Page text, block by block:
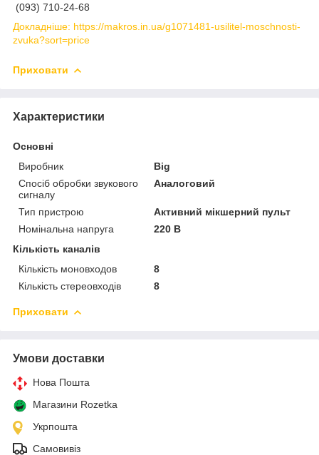
(093) 710-24-68
Докладніше: https://makros.in.ua/g1071481-usilitel-moschnosti-
zvuka?sort=price
Приховати
Характеристики
Основні
Виробник
Big
Спосіб обробки звукового
сигналу
Аналоговий
Тип пристрою
Активний мікшерний пульт
Номінальна напруга
220 В
Кількість каналів
Кількість моновходов
8
Кількість стереовходів
8
Приховати
Умови доставки
Нова Пошта
Магазини Rozetka
Укрпошта
Самовивіз